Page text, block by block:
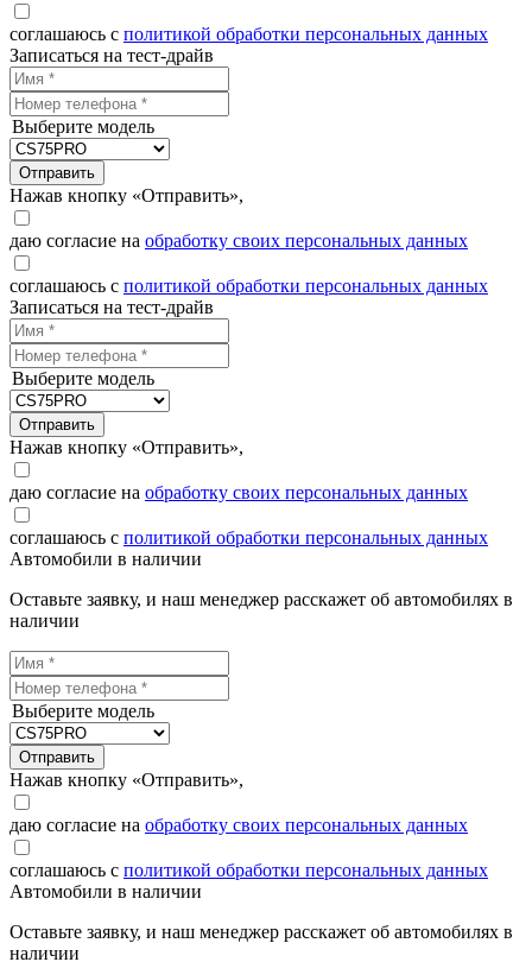
соглашаюсь с политикой обработки персональных данных
Записаться на тест-драйв
Выберите модель
Отправить
Нажав кнопку «Отправить»,
даю согласие на обработку своих персональных данных
соглашаюсь с политикой обработки персональных данных
Записаться на тест-драйв
Выберите модель
Отправить
Нажав кнопку «Отправить»,
даю согласие на обработку своих персональных данных
соглашаюсь с политикой обработки персональных данных
Автомобили в наличии
Оставьте заявку, и наш менеджер расскажет об автомобилях в
наличии
Выберите модель
Отправить
Нажав кнопку «Отправить»,
даю согласие на обработку своих персональных данных
соглашаюсь с политикой обработки персональных данных
Автомобили в наличии
Оставьте заявку, и наш менеджер расскажет об автомобилях в
наличии